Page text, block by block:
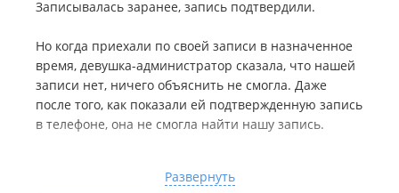
Записывалась заранее, запись подтвердили.
Но когда приехали по своей записи в назначенное
время, девушка-администратор сказала, что нашей
записи нет, ничего объяснить не смогла. Даже
после того, как показали ей подтвержденную запись
в телефоне, она не смогла найти нашу запись.
оказали, полнейшее разочарование и испорченное
Развернуть